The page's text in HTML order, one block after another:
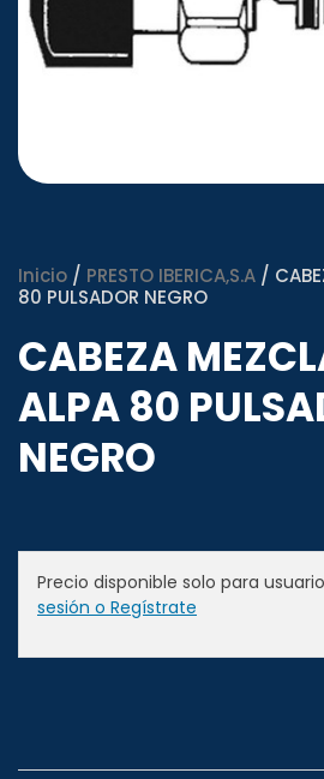
Inicio / PRESTO IBERICA,S.A /
80 PULSADOR NEGRO
CABEZA
ALPA 80
NEGRO
Precio disponible solo para
sesión o Regístrate